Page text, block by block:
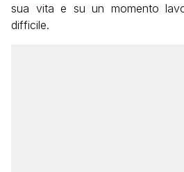
sua vita e su un momento
difficile.